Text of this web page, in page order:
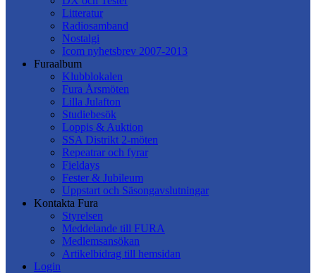
Litteratur
Radiosamband
Nostalgi
Icom nyhetsbrev 2007-2013
Furaalbum
Klubblokalen
Fura Årsmöten
Lilla Julafton
Studiebesök
Loppis & Auktion
SSA Distrikt 2-möten
Repeatrar och fyrar
Fieldays
Fester & Jubileum
Uppstart och Säsongavslutningar
Kontakta Fura
Styrelsen
Meddelande till FURA
Medlemsansökan
Artikelbidrag till hemsidan
Login